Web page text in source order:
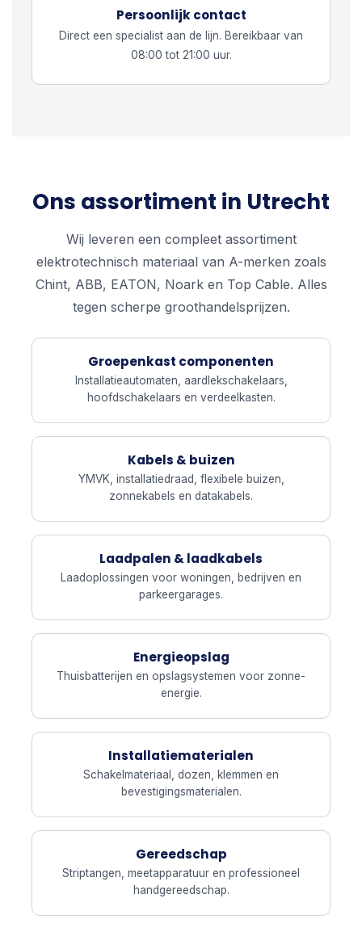
Persoonlijk contact
Direct een specialist aan de lijn. Bereikbaar van
08:00 tot 21:00 uur.
Ons assortiment in Utrecht
Wij leveren een compleet assortiment
elektrotechnisch materiaal van A-merken zoals
Chint, ABB, EATON, Noark en Top Cable. Alles
tegen scherpe groothandelsprijzen.
Groepenkast componenten
Installatieautomaten, aardlekschakelaars,
hoofdschakelaars en verdeelkasten.
Kabels & buizen
YMVK, installatiedraad, flexibele buizen,
zonnekabels en datakabels.
Laadpalen & laadkabels
Laadoplossingen voor woningen, bedrijven en
parkeergarages.
Energieopslag
Thuisbatterijen en opslagsystemen voor zonne-
energie.
Installatiematerialen
Schakelmateriaal, dozen, klemmen en
bevestigingsmaterialen.
Gereedschap
Striptangen, meetapparatuur en professioneel
handgereedschap.